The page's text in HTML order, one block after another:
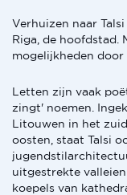
Verhuizen naar
Riga, de hoofdstad.
mogelijkheden door
Letten zijn vaak
zingt' noemen.
Litouwen in het
oosten, staat Talsi
uitgestrekte
koepels van